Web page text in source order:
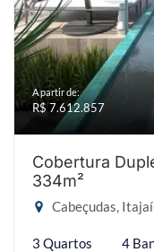
A partir de:
R$ 7.612.857
Cobertura
334m²
Cabeçudas,
3 Quartos 4